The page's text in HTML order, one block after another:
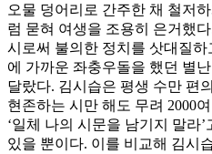
오물 덩어리로 간주한 채 철저
럼 묻혀 여생을 조용히 은거했
시로써 불의한 정치를 삿대질하
에 가까운 좌충우돌을 했던 별
달랐다. 김시습은 평생 수만 편
현존하는 시만 해도 무려 2000
‘일체 나의 시문을 남기지 말라
있을 뿐이다. 이를 비교해 김시